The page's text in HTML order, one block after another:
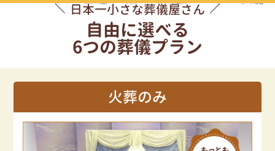
日本一小さな葬儀屋さん
自由に選べる
6つの葬儀プラン
火葬のみ